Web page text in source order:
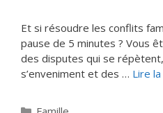
Et si résoudre les conflits
pause de 5 minutes ? Vous
des disputes qui se
s’enveniment et des … Lire
Catégories